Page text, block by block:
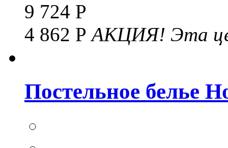
9 724 Р
4 862 РАКЦИЯ! Эта
Постельное белье